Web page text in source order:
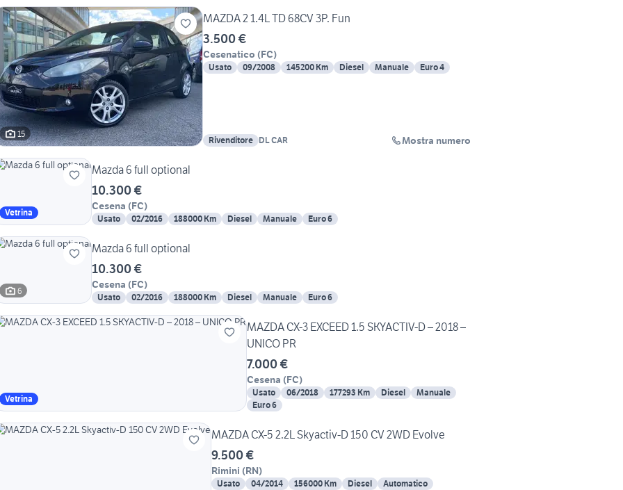
15
MAZDA 2 1.4L TD 68CV 3P. Fun
3.500 €
Cesenatico (FC)
Usato 09/2008 145200 Km Diesel Manuale Euro 4
Rivenditore DL CAR Mostra numero
Vetrina
Mazda 6 full optional
10.300 €
Cesena (FC)
Usato 02/2016 188000 Km Diesel Manuale Euro 6
6
Mazda 6 full optional
10.300 €
Cesena (FC)
Usato 02/2016 188000 Km Diesel Manuale Euro 6
Vetrina
MAZDA CX-3 EXCEED 1.5 SKYACTIV-D – 2018 –
UNICO PR
7.000 €
Cesena (FC)
Usato 06/2018 177293 Km Diesel
Manuale
Euro 6
MAZDA CX-5 2.2L Skyactiv-D 150 CV 2WD Evolve
9.500 €
Rimini (RN)
Usato 04/2014 156000 Km Diesel
Automatico